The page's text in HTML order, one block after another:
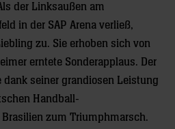
der Linksaußen am
in der SAP Arena verließ,
zu. Sie erhoben sich von
erntete Sonderapplaus. Der
dank seiner grandiosen Leistung
Handball-
zum Triumphmarsch.